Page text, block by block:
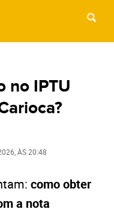
no IPTU
, ÀS20:48
como obter
a nota